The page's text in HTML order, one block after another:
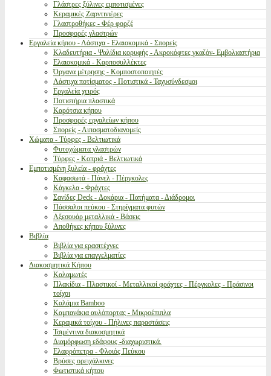
Γλάστρες ξύλινες εμποτισμένες
Κεραμικές Ζαρντινιέρες
Γλαστροθήκες - Φέρ φορζέ
Προσφορές γλαστρών
Εργαλεία κήπου - Λάστιχα - Ελαιοκομικά - Σπορείς
Κλαδευτήρια - Ψαλίδια κορυφής - Ακροκόφτες γκαζόν- Εμβολιαστήρια
Ελαιοκομικά - Καρποσυλλέκτες
Όργανα μέτρησης - Κομποστοποιητές
Λάστιχα ποτίσματος - Ποτιστικά - Ταχυσύνδεσμοι
Εργαλεία χειρός
Ποτιστήρια πλαστικά
Καρότσια κήπου
Προσφορές εργαλείων κήπου
Σπορείς - Λιπασματοδιανομείς
Χώματα - Τύρφες - Βελτιωτικά
Φυτοχώματα γλαστρών
Τύρφες - Κοπριά - Βελτιωτικά
Εμποτισμένη ξυλεία - φράχτες
Καφασωτά - Πάνελ - Πέργκολες
Κάγκελα - Φράχτες
Σανίδες Deck - Δοκάρια - Πατήματα - Διάδρομοι
Πάσσαλοι πεύκου - Στηρίγματα φυτών
Αξεσουάρ μεταλλικά - Βάσεις
Αποθήκες κήπου ξύλινες
Βιβλία
Βιβλία για ερασιτέχνες
Βιβλία για επαγγελματίες
Διακοσμητικά Κήπου
Καλαμωτές
Πλακίδια - Πλαστικοί - Μεταλλικοί φράχτες - Πέργκολες - Πράσινοι
τοίχοι
Καλάμια Bamboo
Καμπανάκια αυλόπορτας - Μικροέπιπλα
Κεραμικά τοίχου - Πήλινες παραστάσεις
Τσιμέντινα διακοσμητικά
Διαμόρφωση εδάφους -διαχωριστικά.
Ελαφρόπετρα - Φλοιός Πεύκου
Βρύσες ορειχάλκινες
Φωτιστικά κήπου